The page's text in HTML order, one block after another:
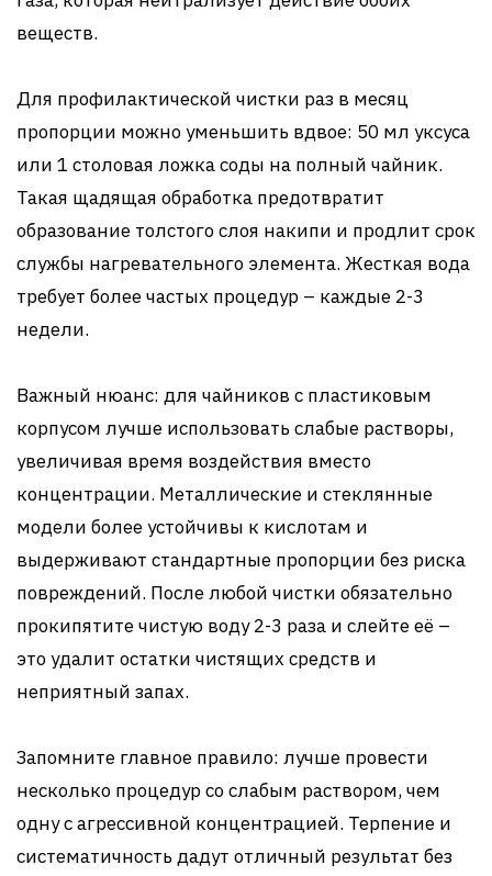
веществ.
Для профилактической чистки раз в месяц
пропорции можно уменьшить вдвое: 50 мл уксуса
или 1 столовая ложка соды на полный чайник.
Такая щадящая обработка предотвратит
образование толстого слоя накипи и продлит срок
службы нагревательного элемента. Жесткая вода
требует более частых процедур – каждые 2-3
недели.
Важный нюанс: для чайников с пластиковым
корпусом лучше использовать слабые растворы,
увеличивая время воздействия вместо
концентрации. Металлические и стеклянные
модели более устойчивы к кислотам и
выдерживают стандартные пропорции без риска
повреждений. После любой чистки обязательно
прокипятите чистую воду 2-3 раза и слейте её –
это удалит остатки чистящих средств и
неприятный запах.
Запомните главное правило: лучше провести
несколько процедур со слабым раствором, чем
одну с агрессивной концентрацией. Терпение и
систематичность дадут отличный результат без